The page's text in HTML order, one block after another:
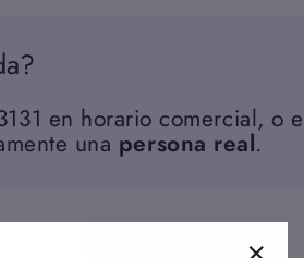
en horario comercial, o
una persona real.